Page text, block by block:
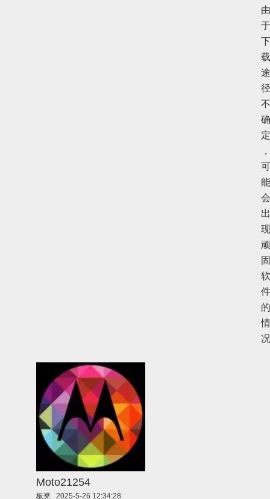
由
于
下
载
途
径
不
确
定
，
可
能
会
出
现
顽
固
软
件
的
情
况
Moto21254
板凳 2025-5-26 12:34:28